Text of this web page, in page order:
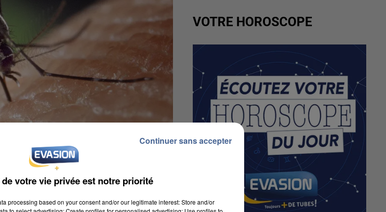
VOTRE HOROSCOPE
votre vie privée est notre priorité
processing based on your consent and/or our legitimate interest: Store and/or
Continuer sans accepter